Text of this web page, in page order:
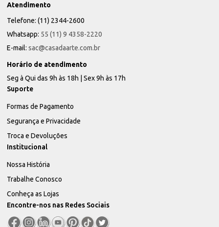
Atendimento
Telefone: (11) 2344-2600
Whatsapp: 55 (11) 9 4358-2220
E-mail: sac@casadaarte.com.br
Horário de atendimento
Seg à Qui das 9h às 18h | Sex 9h às 17h
Suporte
Formas de Pagamento
Segurança e Privacidade
Troca e Devoluções
Institucional
Nossa História
Trabalhe Conosco
Conheça as Lojas
Encontre-nos nas Redes Sociais